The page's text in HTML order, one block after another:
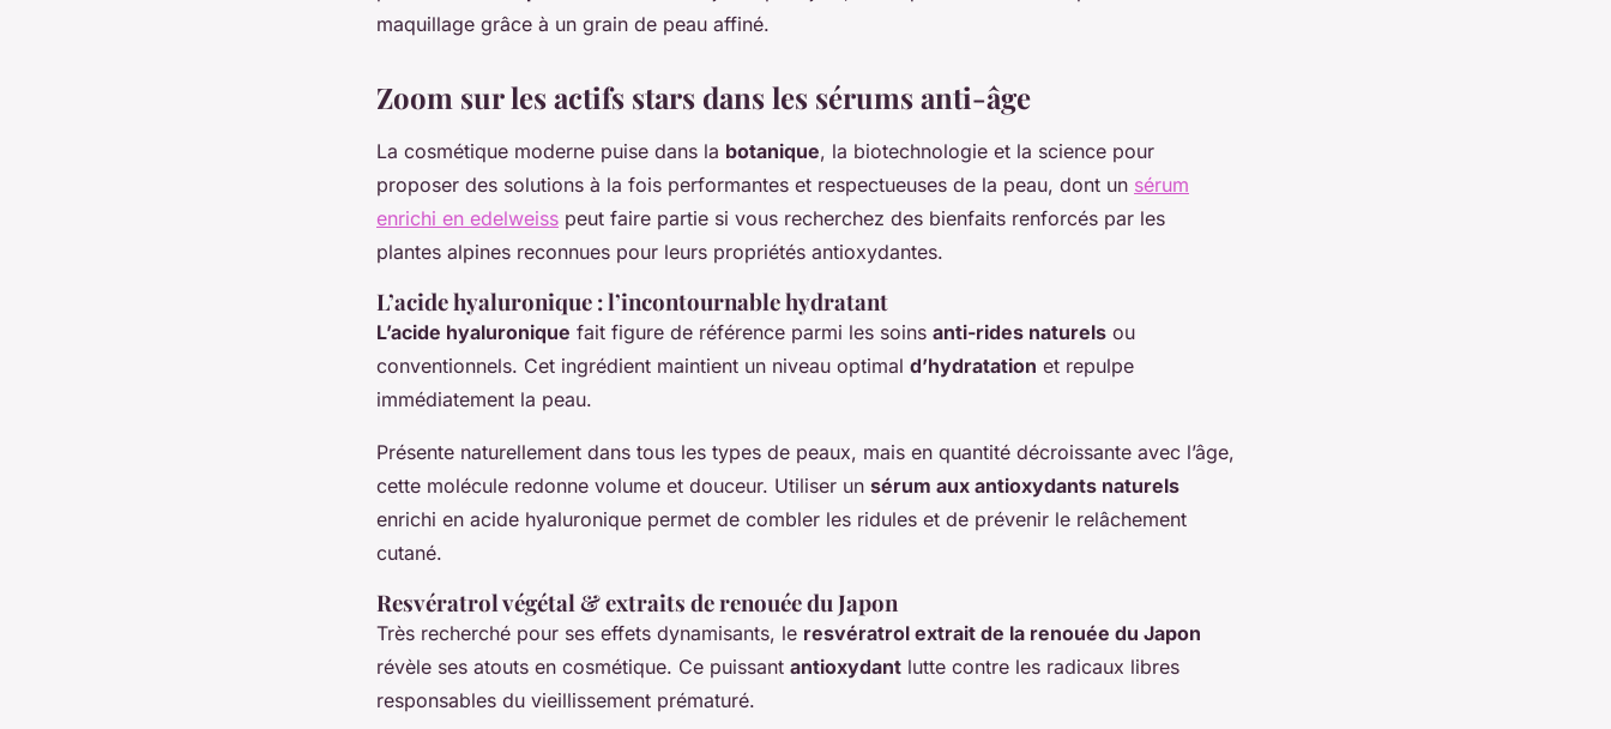
maquillage grâce à un grain de peau affiné.
Zoom sur les actifs stars dans les sérums anti-âge
La cosmétique moderne puise dans la botanique, la biotechnologie et la science pour
proposer des solutions à la fois performantes et respectueuses de la peau, dont un sérum
enrichi en edelweiss peut faire partie si vous recherchez des bienfaits renforcés par les
plantes alpines reconnues pour leurs propriétés antioxydantes.
L’acide hyaluronique : l’incontournable hydratant
L’acide hyaluronique fait figure de référence parmi les soins anti-rides naturels ou
conventionnels. Cet ingrédient maintient un niveau optimal d’hydratation et repulpe
immédiatement la peau.
Présente naturellement dans tous les types de peaux, mais en quantité décroissante avec l’âge,
cette molécule redonne volume et douceur. Utiliser un sérum aux antioxydants naturels
enrichi en acide hyaluronique permet de combler les ridules et de prévenir le relâchement
cutané.
Resvératrol végétal & extraits de renouée du Japon
Très recherché pour ses effets dynamisants, le resvératrol extrait de la renouée du Japon
révèle ses atouts en cosmétique. Ce puissant antioxydant lutte contre les radicaux libres
responsables du vieillissement prématuré.